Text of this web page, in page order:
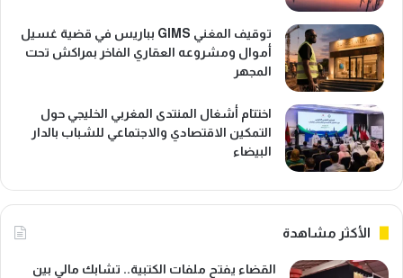
توقيف المغني GIMS بباريس في قضية غسيل
أموال ومشروعه العقاري الفاخر بمراكش تحت
المجهر
اختتام أشغال المنتدى المغربي الخليجي حول
التمكين الاقتصادي والاجتماعي للشباب بالدار
البيضاء
الأكثر مشاهدة
القضاء يفتح ملفات الكتبية.. تشابك مالي بين